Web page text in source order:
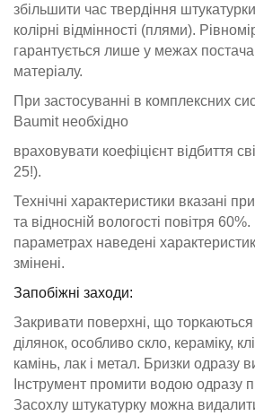
збільшити час твердіння
колірні відмінності (плями).
гарантується лише у межах
матеріалу.
При застосуванні в комплексних
Baumit необхідно
враховувати коефіцієнт відбиття
25!).
Технічні характеристики вказані
та відносній вологості повітря
параметрах наведені
змінені.
Запобіжні заходи:
Закривати поверхні, що
ділянок, особливо скло, кераміку,
камінь, лак і метал. Бризки одразу
Інструмент промити водою одразу
Засохлу штукатурку можна